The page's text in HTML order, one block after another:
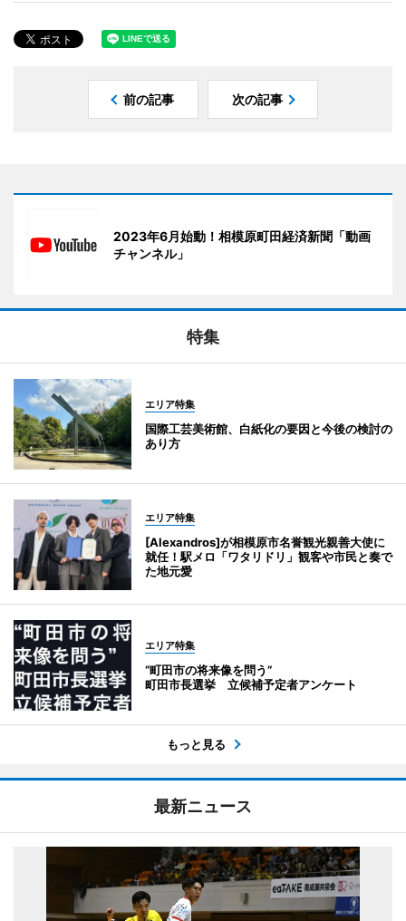
前の記事 次の記事
2023年6月始動！相模原町田経済新聞「動画
チャンネル」
特集
エリア特集
国際工芸美術館、白紙化の要因と今後の検討の
あり方
エリア特集
[Alexandros]が相模原市名誉観光親善大使に
就任！駅メロ「ワタリドリ」観客や市民と奏で
た地元愛
エリア特集
“町田市の将来像を問う”
町田市長選挙 立候補予定者アンケート
もっと見る
最新ニュース